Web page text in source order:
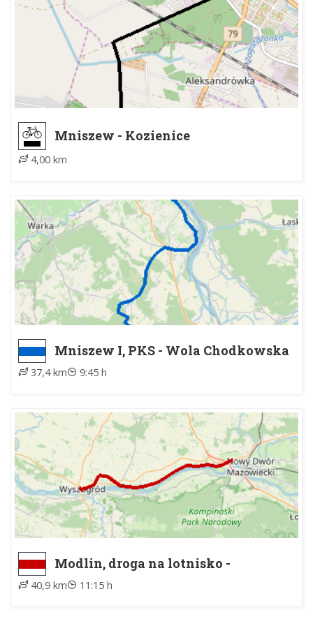
Mniszew - Kozienice
4,00 km
Mniszew I, PKS - Wola Chodkowska
37,4 km 9:45 h
Modlin, droga na lotnisko -
Wyszogród, PKS
40,9 km 11:15 h